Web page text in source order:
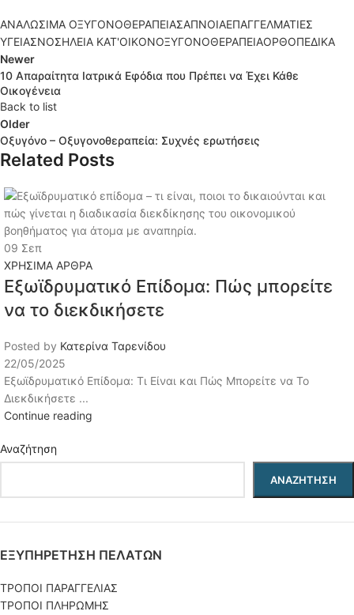
ΑΝΑΛΩΣΙΜΑ ΟΞΥΓΟΝΟΘΕΡΑΠΕΙΑΣΑΠΝΟΙΑΕΠΑΓΓΕΛΜΑΤΙΕΣ
ΥΓΕΙΑΣΝΟΣΗΛΕΙΑ ΚΑΤ'ΟΙΚΟΝΟΞΥΓΟΝΟΘΕΡΑΠΕΙΑΟΡΘΟΠΕΔΙΚΑ
Newer
10 Απαραίτητα Ιατρικά Εφόδια που Πρέπει να Έχει Κάθε
Οικογένεια
Back to list
Older
Οξυγόνο – Οξυγονοθεραπεία: Συχνές ερωτήσεις
Related Posts
09 Σεπ
ΧΡΗΣΙΜΑ ΑΡΘΡΑ
Εξωϊδρυματικό Επίδομα: Πώς μπορείτε
να το διεκδικήσετε
Posted by Κατερίνα Ταρενίδου
22/05/2025
Εξωϊδρυματικό Επίδομα: Τι Είναι και Πώς Μπορείτε να Το
Διεκδικήσετε ...
Continue reading
Αναζήτηση
ΑΝΑΖΉΤΗΣΗ
ΕΞΥΠΗΡΕΤΗΣΗ ΠΕΛΑΤΩΝ
ΤΡΟΠΟΙ ΠΑΡΑΓΓΕΛΙΑΣ
ΤΡΟΠΟΙ ΠΛΗΡΩΜΗΣ